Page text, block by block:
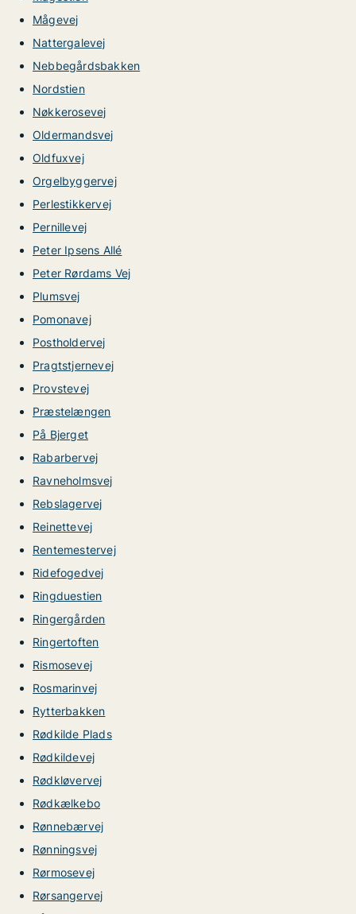
Mågevej
Nattergalevej
Nebbegårdsbakken
Nordstien
Nøkkerosevej
Oldermandsvej
Oldfuxvej
Orgelbyggervej
Perlestikkervej
Pernillevej
Peter Ipsens Allé
Peter Rørdams Vej
Plumsvej
Pomonavej
Postholdervej
Pragtstjernevej
Provstevej
Præstelængen
På Bjerget
Rabarbervej
Ravneholmsvej
Rebslagervej
Reinettevej
Rentemestervej
Ridefogedvej
Ringduestien
Ringergården
Ringertoften
Rismosevej
Rosmarinvej
Rytterbakken
Rødkilde Plads
Rødkildevej
Rødkløvervej
Rødkælkebo
Rønnebærvej
Rønningsvej
Rørmosevej
Rørsangervej